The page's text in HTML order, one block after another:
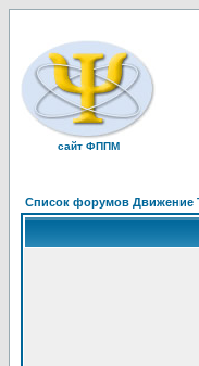
сайт ФППМ
Список форумов Движение